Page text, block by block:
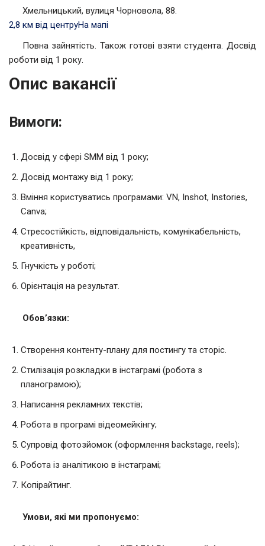
Хмельницький, вулиця Чорновола, 88.
2,8 км від центруНа мапі
Повна зайнятість. Також готові взяти студента. Досвід
роботи від 1 року.
Опис вакансії
Вимоги:
Досвід у сфері SMM від 1 року;
Досвід монтажу від 1 року;
Вміння користуватись програмами: VN, Inshot, Instories,
Canva;
Стресостійкість, відповідальність, комунікабельність,
креативність,
Гнучкість у роботі;
Орієнтація на результат.
Обов’язки:
Створення контенту-плану для постингу та сторіс.
Стилізація розкладки в інстаграмі (робота з
планограмою);
Написання рекламних текстів;
Робота в програмі відеомейкінгу;
Супровід фотозйомок (оформлення backstage, reels);
Робота із аналітикою в інстаграмі;
Копірайтинг.
Умови, які ми пропонуємо: